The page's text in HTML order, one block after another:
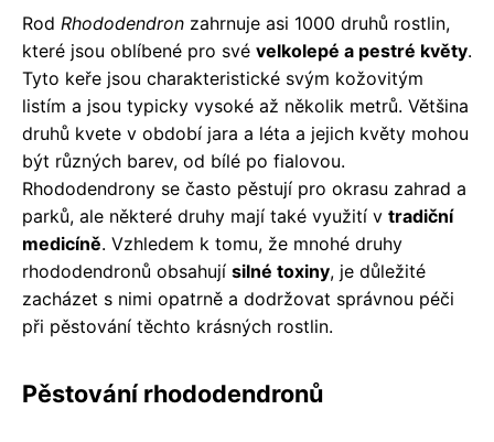
Rod Rhododendron zahrnuje asi 1000 druhů rostlin,
které jsou oblíbené pro své velkolepé a pestré květy.
Tyto keře jsou charakteristické svým kožovitým
listím a jsou typicky vysoké až několik metrů. Většina
druhů kvete v období jara a léta a jejich květy mohou
být různých barev, od bílé po fialovou.
Rhododendrony se často pěstují pro okrasu zahrad a
parků, ale některé druhy mají také využití v tradiční
medicíně. Vzhledem k tomu, že mnohé druhy
rhododendronů obsahují silné toxiny, je důležité
zacházet s nimi opatrně a dodržovat správnou péči
při pěstování těchto krásných rostlin.
Pěstování rhododendronů